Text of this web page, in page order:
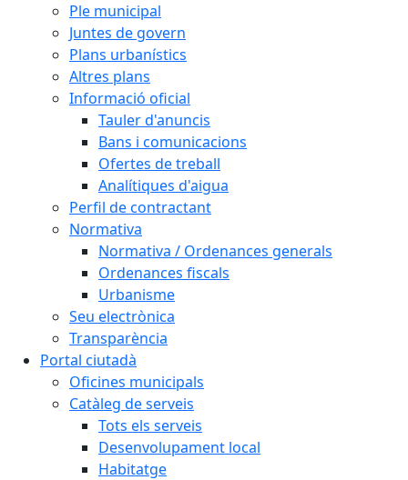
Ple municipal
Juntes de govern
Plans urbanístics
Altres plans
Informació oficial
Tauler d'anuncis
Bans i comunicacions
Ofertes de treball
Analítiques d'aigua
Perfil de contractant
Normativa
Normativa / Ordenances generals
Ordenances fiscals
Urbanisme
Seu electrònica
Transparència
Portal ciutadà
Oficines municipals
Catàleg de serveis
Tots els serveis
Desenvolupament local
Habitatge